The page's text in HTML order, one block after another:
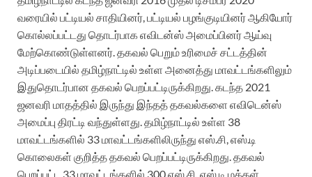
வரையில் பட்டியல் சாதியினர், பட்டியல் பழங்குடியினர் ஆகியோர்
கொல்லப்பட்டது தொடர்பாக எவிடன்ஸ் அமைப்பினர் ஆய்வு
மேற்கொண்டுள்ளனர். தகவல் பெறும் உரிமைச் சட்டத்தின்
அடிப்படையில் தமிழ்நாட்டில் உள்ள அனைத்து மாவட்டங்களிலும்
இதுதொடர்பான தகவல் பெறப்பட்டிருக்கிறது. கடந்த 2021
ஜனவரி மாதத்தில் இருந்து இந்தத் தகவல்களை எவிடென்ஸ்
அமைப்பு திரட்டி வந்துள்ளது. தமிழ்நாட்டில் உள்ள 38
மாவட்டங்களில் 33 மாவட்டங்களிலிருந்து எஸ்.சி, எஸ்.டி
கொலைகள் குறித்த தகவல் பெறப்பட்டிருக்கிறது. தகவல்
பெறப்பட்ட 33 மாவட்டங்களில் 300 எஸ்.சி, எஸ்.டி மக்கள்